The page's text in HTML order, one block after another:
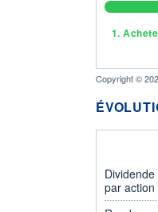
1.
Copyright ©
Dividende
par action